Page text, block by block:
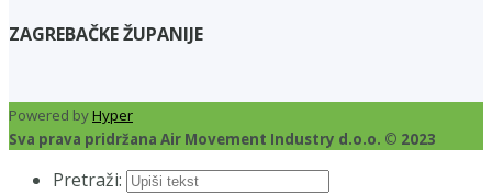
ZAGREBAČKE ŽUPANIJE
Powered byHyper
Sva prava pridržana Air Movement Industry d.o.o. © 2023
Pretraži: